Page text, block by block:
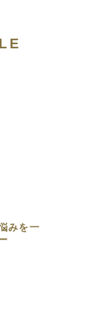
みを一